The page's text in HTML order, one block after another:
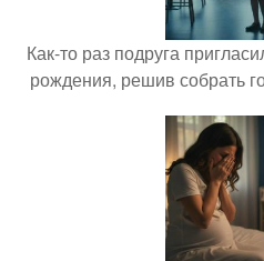
Как-то раз подруга
рождения, решив собрать